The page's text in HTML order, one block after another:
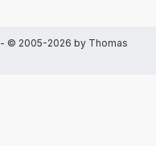
- © 2005-2026 by Thomas